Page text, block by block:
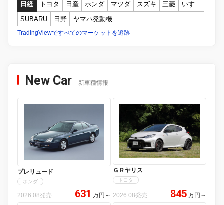
日経 トヨタ 日産 ホンダ マツダ スズキ 三菱
いすゞ
SUBARU
日野 ヤマハ発動機
TradingViewですべてのマーケットを追跡
New Car 新車種情報
プレリュード
ホンダ
2026.08発売 631 万円 ～
ＧＲヤリス
トヨタ
2026.08発売 845 万円 ～